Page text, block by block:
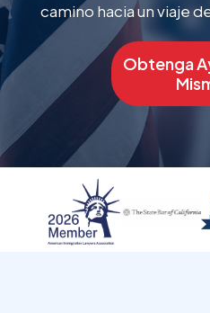
camino hacia un viaje
Obtenga